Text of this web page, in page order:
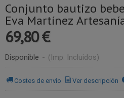
Conjunto bautizo
Eva Martínez
69,80 €
Disponible - (Imp. Incluidos)
Costes de envío Ver descripción